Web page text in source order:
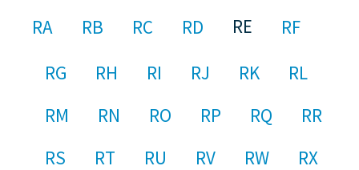
RA RB RC RD RE
RF
RG
RH RI RJ RK
RL
RM
RN RO RP RQ
RR
RS
RT RU RV RW
RX